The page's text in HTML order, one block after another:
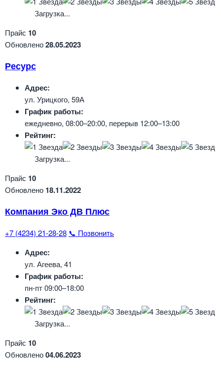
Загрузка...
Прайс 10
Обновлено28.05.2023
Ресурс
Адрес:
ул. Урицкого, 59А
График работы:
ежедневно, 08:00–20:00, перерыв 12:00–13:00
Рейтинг:
Загрузка...
Прайс 10
Обновлено 18.11.2022
Компания Эко ДВ Плюс
+7 (4234) 21-28-28 📞 Позвонить
Адрес:
ул. Агеева, 41
График работы:
пн-пт 09:00–18:00
Рейтинг:
Загрузка...
Прайс 10
Обновлено04.06.2023